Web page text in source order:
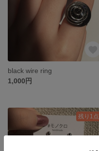
black wire ring
1,000円
残り1点